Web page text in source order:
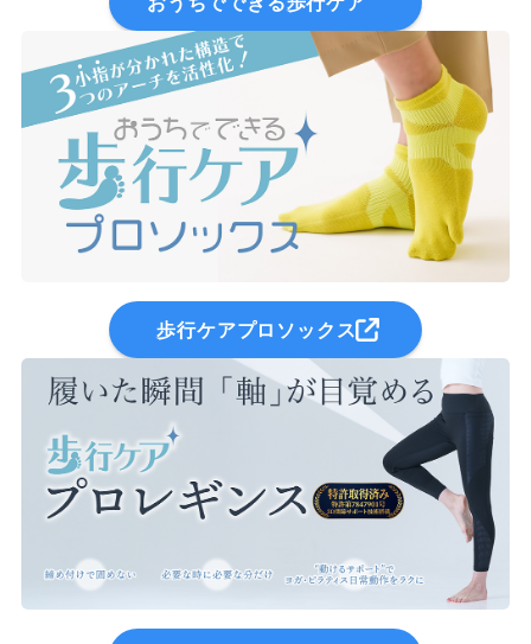
歩行ケアプロソックス